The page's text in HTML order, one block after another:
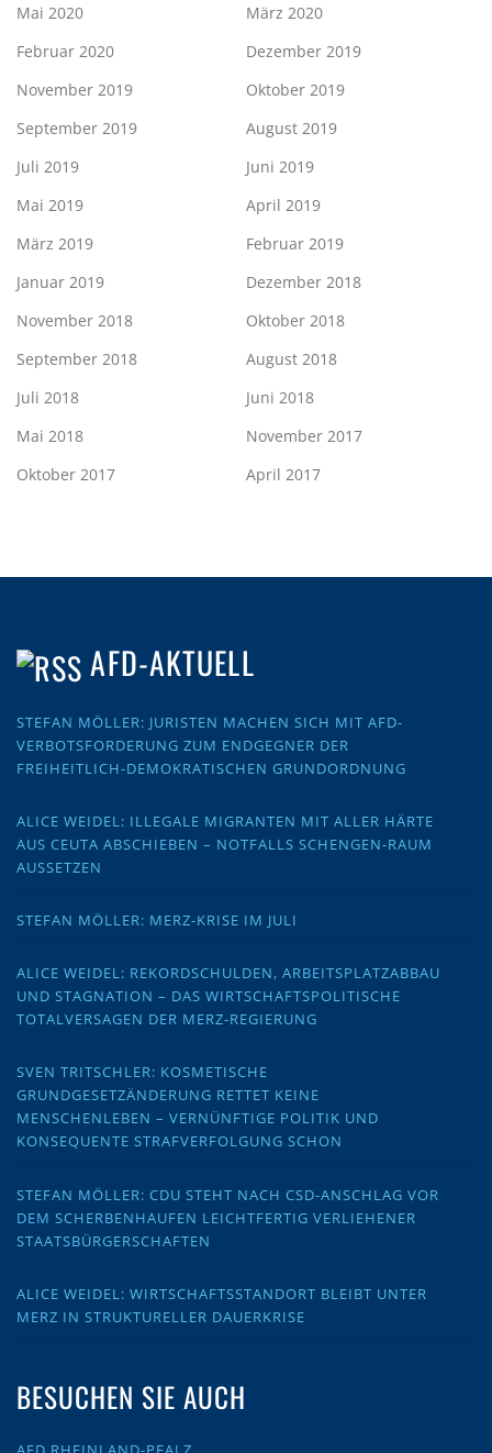
Mai 2020
März 2020
Februar 2020
Dezember 2019
November 2019
Oktober 2019
September 2019
August 2019
Juli 2019
Juni 2019
Mai 2019
April 2019
März 2019
Februar 2019
Januar 2019
Dezember 2018
November 2018
Oktober 2018
September 2018
August 2018
Juli 2018
Juni 2018
Mai 2018
November 2017
Oktober 2017
April 2017
AFD-AKTUELL
STEFAN MÖLLER: JURISTEN MACHEN SICH MIT AFD-
VERBOTSFORDERUNG ZUM ENDGEGNER DER
FREIHEITLICH-DEMOKRATISCHEN GRUNDORDNUNG
ALICE WEIDEL: ILLEGALE MIGRANTEN MIT ALLER HÄRTE
AUS CEUTA ABSCHIEBEN – NOTFALLS SCHENGEN-RAUM
AUSSETZEN
STEFAN MÖLLER: MERZ-KRISE IM JULI
ALICE WEIDEL: REKORDSCHULDEN, ARBEITSPLATZABBAU
UND STAGNATION – DAS WIRTSCHAFTSPOLITISCHE
TOTALVERSAGEN DER MERZ-REGIERUNG
SVEN TRITSCHLER: KOSMETISCHE
GRUNDGESETZÄNDERUNG RETTET KEINE
MENSCHENLEBEN – VERNÜNFTIGE POLITIK UND
KONSEQUENTE STRAFVERFOLGUNG SCHON
STEFAN MÖLLER: CDU STEHT NACH CSD-ANSCHLAG VOR
DEM SCHERBENHAUFEN LEICHTFERTIG VERLIEHENER
STAATSBÜRGERSCHAFTEN
ALICE WEIDEL: WIRTSCHAFTSSTANDORT BLEIBT UNTER
MERZ IN STRUKTURELLER DAUERKRISE
BESUCHEN SIE AUCH